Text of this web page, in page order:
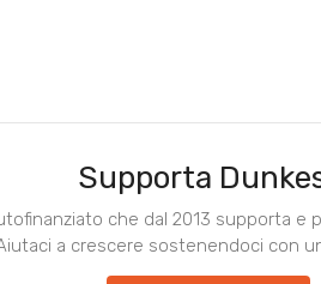
Supporta
che dal 2013 supporta e
a crescere sostenendoci con